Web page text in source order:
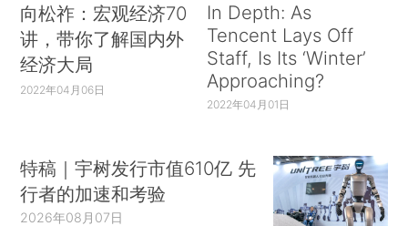
向松祚：宏观经济70
讲，带你了解国内外
经济大局
2022年04月06日
In Depth: As
Tencent Lays Off
Staff, Is Its ‘Winter’
Approaching?
2022年04月01日
特稿｜宇树发行市值610亿 先
行者的加速和考验
2026年08月07日